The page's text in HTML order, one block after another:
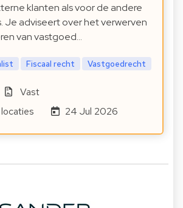
klanten als voor de andere
Je adviseert over het verwerven
van vastgoed…
Fiscaal recht Vastgoedrecht
Vast
24 Jul 2026